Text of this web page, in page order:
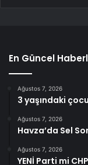
En Güncel
Ağustos 7, 2026
3 yaşındaki
Ağustos 7, 2026
Havza’da Sel
Ağustos 7, 2026
YENİ Parti mi